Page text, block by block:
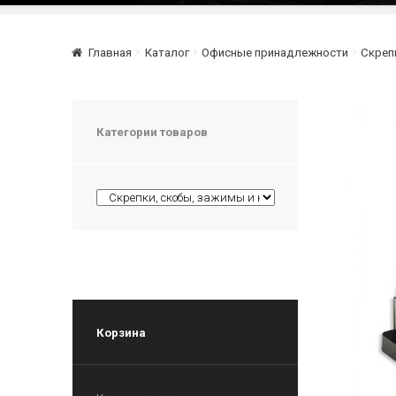
Главная Каталог Офисные принадлежности
Категории товаров
Корзина